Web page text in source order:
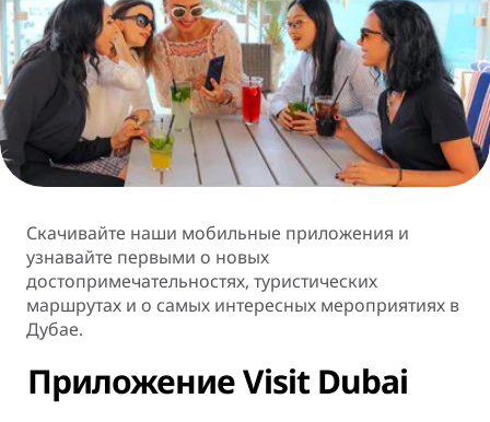
Скачивайте наши мобильные приложения и
узнавайте первыми о новых
достопримечательностях, туристических
маршрутах и о самых интересных мероприятиях в
Дубае.
Приложение Visit Dubai